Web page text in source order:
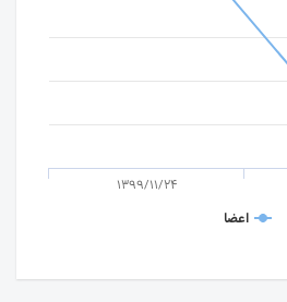
اعضا
1399/11/24